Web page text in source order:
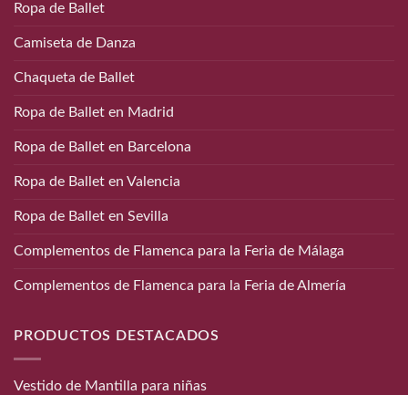
Ropa de Ballet
Camiseta de Danza
Chaqueta de Ballet
Ropa de Ballet en Madrid
Ropa de Ballet en Barcelona
Ropa de Ballet en Valencia
Ropa de Ballet en Sevilla
Complementos de Flamenca para la Feria de Málaga
Complementos de Flamenca para la Feria de Almería
PRODUCTOS DESTACADOS
Vestido de Mantilla para niñas